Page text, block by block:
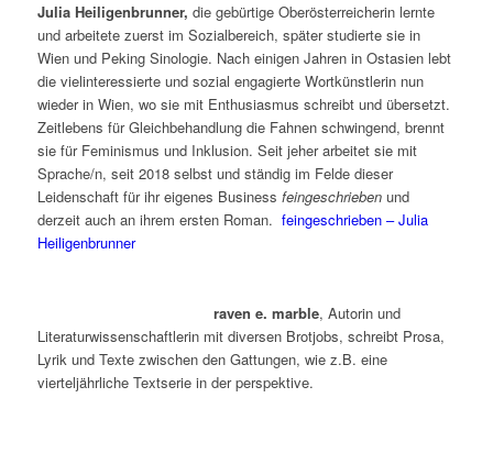
Julia Heiligenbrunner, die gebürtige Oberösterreicherin lernte
und arbeitete zuerst im Sozialbereich, später studierte sie in
Wien und Peking Sinologie. Nach einigen Jahren in Ostasien lebt
die vielinteressierte und sozial engagierte Wortkünstlerin nun
wieder in Wien, wo sie mit Enthusiasmus schreibt und übersetzt.
Zeitlebens für Gleichbehandlung die Fahnen schwingend, brennt
sie für Feminismus und Inklusion. Seit jeher arbeitet sie mit
Sprache/n, seit 2018 selbst und ständig im Felde dieser
Leidenschaft für ihr eigenes Business feingeschrieben und
derzeit auch an ihrem ersten Roman. feingeschrieben – Julia
Heiligenbrunner
raven e. marble, Autorin und
Literaturwissenschaftlerin mit diversen Brotjobs, schreibt Prosa,
Lyrik und Texte zwischen den Gattungen, wie z.B. eine
vierteljährliche Textserie in der perspektive.